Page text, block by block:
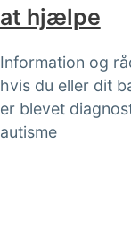
at hjælpe
Information og
hvis du eller dit
er blevet
autisme